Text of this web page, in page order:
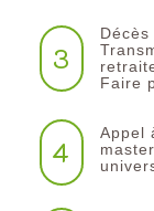
3
Faire
4
Appel